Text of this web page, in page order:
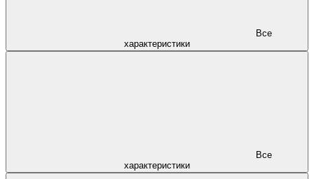
характеристики
характеристики